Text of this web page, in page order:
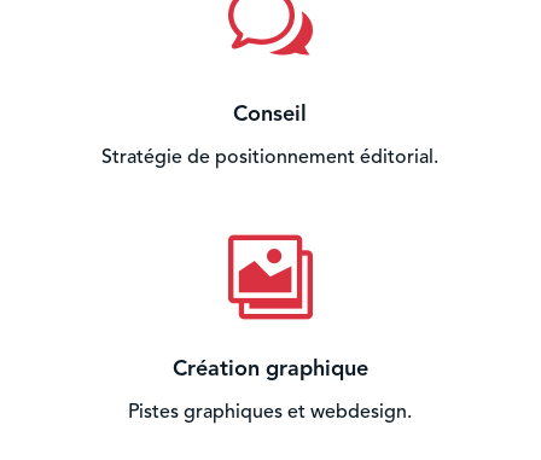
w
Conseil
Stratégie de positionnement éditorial.

Création graphique
Pistes graphiques et webdesign.